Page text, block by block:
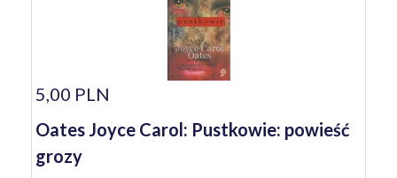
5,00 PLN
Oates Joyce Carol: Pustkowie: powieść
grozy